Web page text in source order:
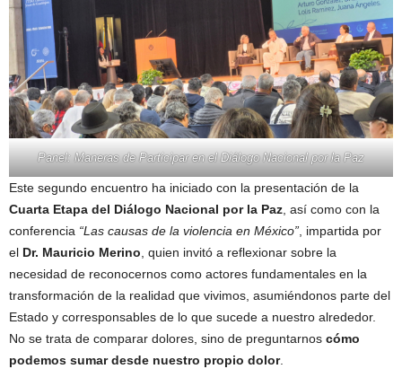
Panel: Maneras de Participar en el Diálogo Nacional por la Paz
Este segundo encuentro ha iniciado con la presentación de la
Cuarta Etapa del Diálogo Nacional por la Paz , así como con la
conferencia “Las causas de la violencia en México” , impartida por
el Dr. Mauricio Merino , quien invitó a reflexionar sobre la
necesidad de reconocernos como actores fundamentales en la
transformación de la realidad que vivimos, asumiéndonos parte del
Estado y corresponsables de lo que sucede a nuestro alrededor.
No se trata de comparar dolores, sino de preguntarnos cómo
podemos sumar desde nuestro propio dolor.